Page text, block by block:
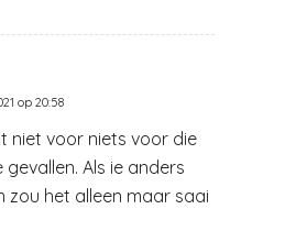
op 20:58
niet voor niets voor die
gevallen. Als ie anders
zou het alleen maar saai